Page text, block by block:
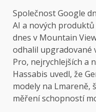
Společnost Google
AI a nových
dnes v Mountain
odhalil upgradované
Pro, nejrychlejších a
Hassabis uvedl, že
modely na Lmareně,
měření schopností